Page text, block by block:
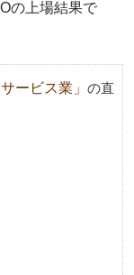
の上場結果で
ービス業」 の直